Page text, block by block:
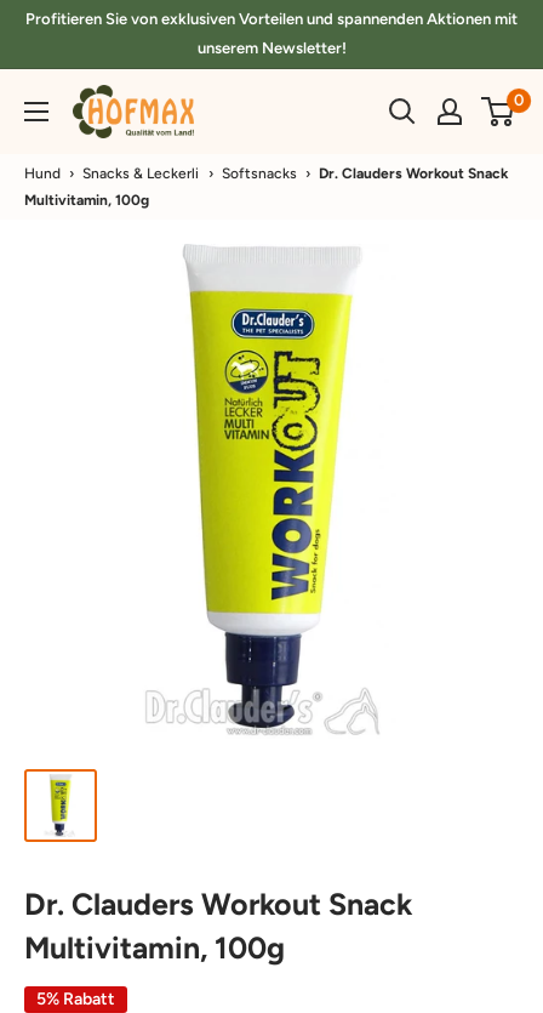
DirektProfitieren Sie von exklusiven Vorteilen und spannenden Aktionen mit
unserem Newsletter!
hofmax.de 0
Hund › Snacks & Leckerli › Softsnacks › Dr. Clauders Workout Snack
Multivitamin, 100g
Dr. Clauders Workout Snack
Multivitamin, 100g
5% Rabatt